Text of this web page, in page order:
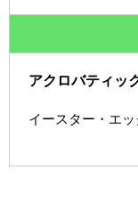
アクロバティッ
イースター・エ